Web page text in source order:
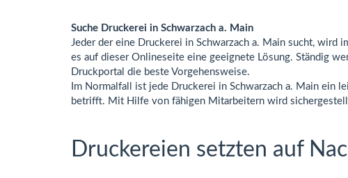
Suche Druckerei in Schwarzach a. Main
Jeder der eine Druckerei in Schwarzach a. Main sucht,
es auf dieser Onlineseite eine geeignete Lösung. Ständig
Druckportal die beste Vorgehensweise.
Im Normalfall ist jede Druckerei in Schwarzach a. Main ein
betrifft. Mit Hilfe von fähigen Mitarbeitern wird
Druckereien setzten auf